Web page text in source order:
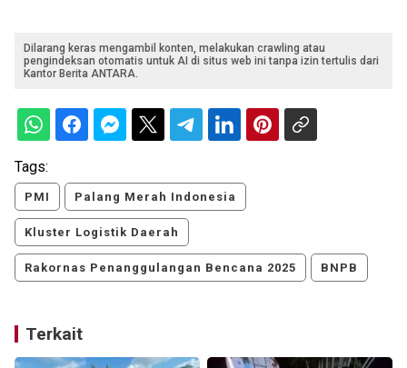
Dilarang keras mengambil konten, melakukan crawling atau
pengindeksan otomatis untuk AI di situs web ini tanpa izin tertulis dari
Kantor Berita ANTARA.
Tags:
PMI Palang Merah Indonesia
Kluster Logistik Daerah
Rakornas Penanggulangan Bencana 2025 BNPB
Terkait